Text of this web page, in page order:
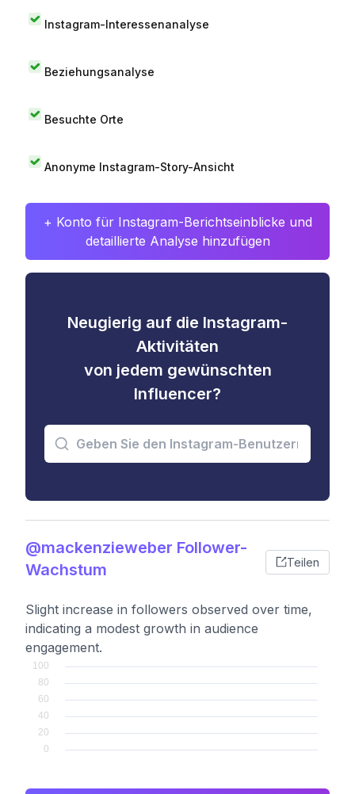
Instagram-Interessenanalyse
Beziehungsanalyse
Besuchte Orte
Anonyme Instagram-Story-Ansicht
+ Konto für Instagram-Berichtseinblicke und
detaillierte Analyse hinzufügen
Neugierig auf die Instagram-
Aktivitäten
von jedem gewünschten
Influencer?
@mackenzieweber Follower-
Wachstum
Teilen
Slight increase in followers observed over time,
indicating a modest growth in audience
engagement.